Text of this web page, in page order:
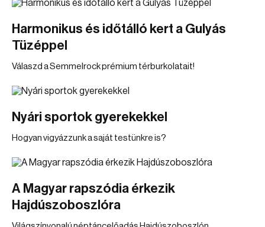
Harmonikus és időtálló kert a Gulyás
Tüzéppel
Válaszd a Semmelrock prémium térburkolatait!
Nyári sportok gyerekekkel
Hogyan vigyázzunk a saját testünkre is?
A Magyar rapszódia érkezik
Hajdúszoboszlóra